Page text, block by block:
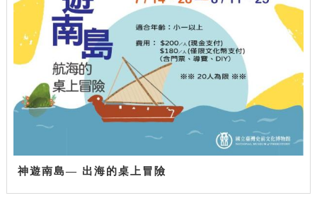
神遊南島— 出海的桌上冒險